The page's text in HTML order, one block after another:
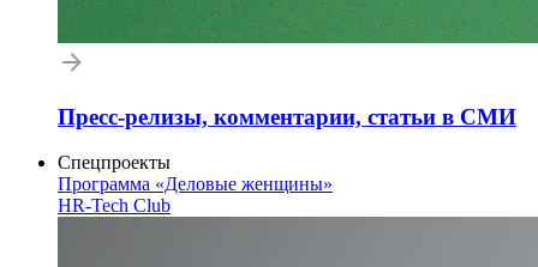
Пресс-релизы, комментарии, статьи в СМИ
Спецпроекты
Программа «Деловые женщины»
HR-Tech Club